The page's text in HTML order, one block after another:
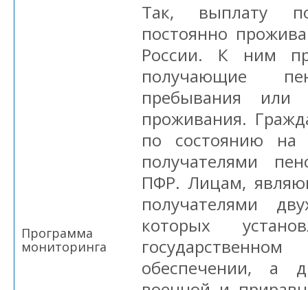
Программа
мониторинга
Так, выплату
постоянно
России. К ним
получающие
пребывания или
проживания.
по состоянию
получателями
ПФР. Лицам,
получателями
которых
обеспечении, а